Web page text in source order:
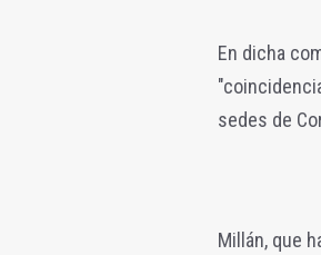
En dicha
sedes de
Millán, que